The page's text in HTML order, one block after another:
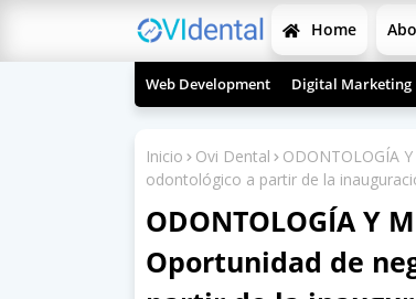
Home
Web Development Digital Marketing
Inicio Ovi Dental
ODONTOLOGÍA
odontológico a partir de la
ODONTOLOGÍA Y
Oportunidad de